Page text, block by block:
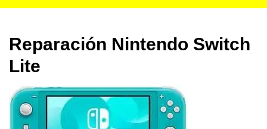
Reparación Nintendo Switch
Lite